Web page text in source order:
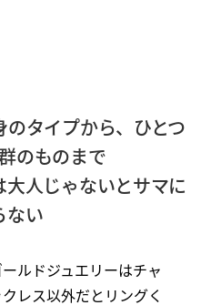
タイプから、ひとつ
のものまで
人じゃないとサマに
ない
ルドジュエリーはチャ
レス以外だとリングく